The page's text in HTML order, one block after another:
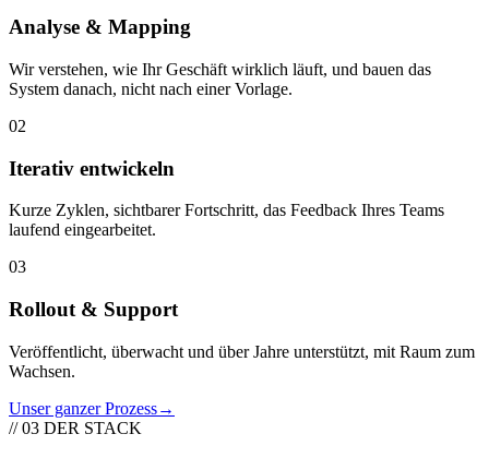
Analyse & Mapping
Wir verstehen, wie Ihr Geschäft wirklich läuft, und bauen das
System danach, nicht nach einer Vorlage.
02
Iterativ entwickeln
Kurze Zyklen, sichtbarer Fortschritt, das Feedback Ihres Teams
laufend eingearbeitet.
03
Rollout & Support
Veröffentlicht, überwacht und über Jahre unterstützt, mit Raum zum
Wachsen.
Unser ganzer Prozess→
// 03 DER STACK